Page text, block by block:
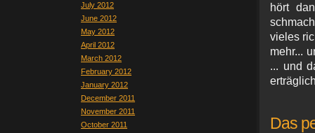
July 2012
June 2012
May 2012
April 2012
March 2012
February 2012
January 2012
December 2011
November 2011
October 2011
hört
vieles
mehr...
... und
Das